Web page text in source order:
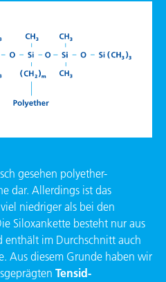
gesehen polyether-
dar. Allerdings ist das
niedriger als bei den
Siloxan­kette besteht nur aus
enthält im Durch­schnitt auch
Aus diesem Grunde haben wir
Tensid­